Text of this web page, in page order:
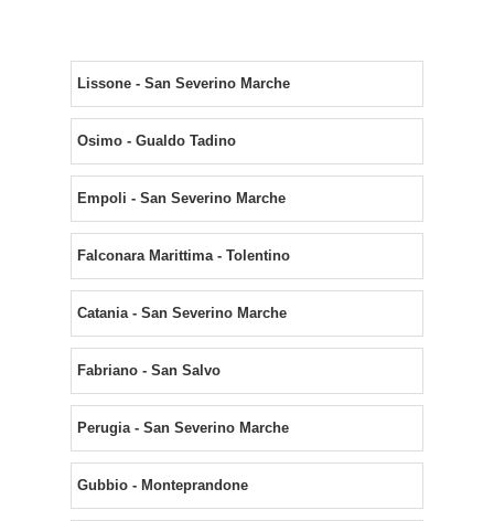
Lissone - San Severino Marche
Osimo - Gualdo Tadino
Empoli - San Severino Marche
Falconara Marittima - Tolentino
Catania - San Severino Marche
Fabriano - San Salvo
Perugia - San Severino Marche
Gubbio - Monteprandone